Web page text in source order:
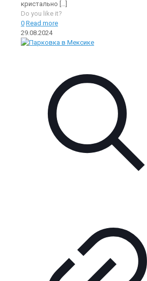
кристально […]
Do you like it?
0 Read more
29.08.2024